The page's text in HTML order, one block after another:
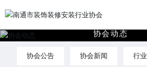
协会动态
协会公告 协会新闻 行